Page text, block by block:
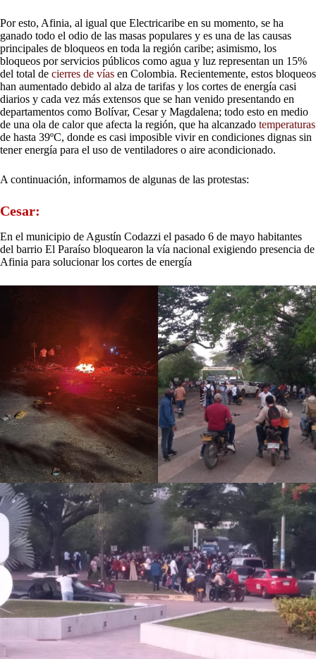
Por esto, Afinia, al igual que Electricaribe en su momento, se ha
ganado todo el odio de las masas populares y es una de las causas
principales de bloqueos en toda la región caribe; asimismo, los
bloqueos por servicios públicos como agua y luz representan un 15%
del total de cierres de vías en Colombia. Recientemente, estos bloqueos
han aumentado debido al alza de tarifas y los cortes de energía casi
diarios y cada vez más extensos que se han venido presentando en
departamentos como Bolívar, Cesar y Magdalena; todo esto en medio
de una ola de calor que afecta la región, que ha alcanzado temperaturas
de hasta 39ºC, donde es casi imposible vivir en condiciones dignas sin
tener energía para el uso de ventiladores o aire acondicionado.
A continuación, informamos de algunas de las protestas:
Cesar:
En el municipio de Agustín Codazzi el pasado 6 de mayo habitantes
del barrio El Paraíso bloquearon la vía nacional exigiendo presencia de
Afinia para solucionar los cortes de energía